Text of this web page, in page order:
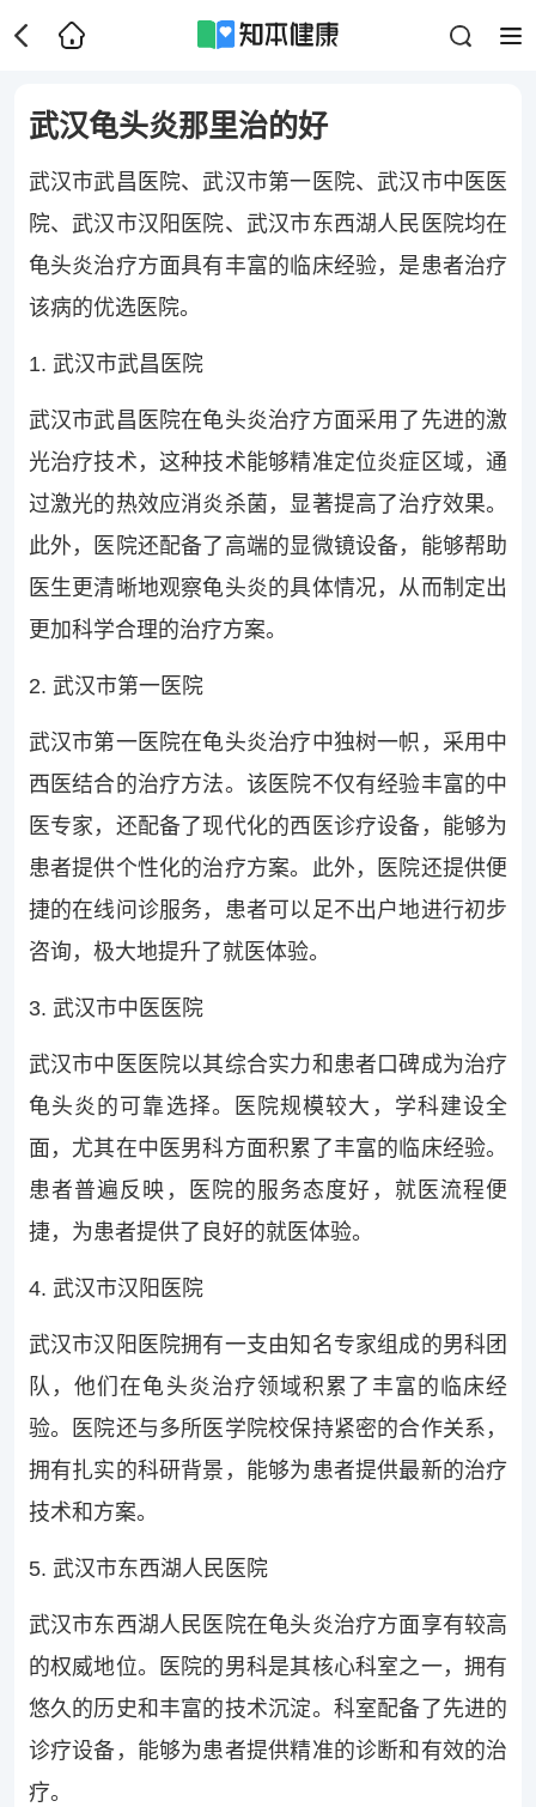
武汉龟头炎那里治的好
武汉市武昌医院、武汉市第一医院、武汉市中医医
院、武汉市汉阳医院、武汉市东西湖人民医院均在
龟头炎治疗方面具有丰富的临床经验，是患者治疗
该病的优选医院。
1. 武汉市武昌医院
武汉市武昌医院在龟头炎治疗方面采用了先进的激
光治疗技术，这种技术能够精准定位炎症区域，通
过激光的热效应消炎杀菌，显著提高了治疗效果。
此外，医院还配备了高端的显微镜设备，能够帮助
医生更清晰地观察龟头炎的具体情况，从而制定出
更加科学合理的治疗方案。
2. 武汉市第一医院
武汉市第一医院在龟头炎治疗中独树一帜，采用中
西医结合的治疗方法。该医院不仅有经验丰富的中
医专家，还配备了现代化的西医诊疗设备，能够为
患者提供个性化的治疗方案。此外，医院还提供便
捷的在线问诊服务，患者可以足不出户地进行初步
咨询，极大地提升了就医体验。
3. 武汉市中医医院
武汉市中医医院以其综合实力和患者口碑成为治疗
龟头炎的可靠选择。医院规模较大，学科建设全
面，尤其在中医男科方面积累了丰富的临床经验。
患者普遍反映，医院的服务态度好，就医流程便
捷，为患者提供了良好的就医体验。
4. 武汉市汉阳医院
武汉市汉阳医院拥有一支由知名专家组成的男科团
队，他们在龟头炎治疗领域积累了丰富的临床经
验。医院还与多所医学院校保持紧密的合作关系，
拥有扎实的科研背景，能够为患者提供最新的治疗
技术和方案。
5. 武汉市东西湖人民医院
武汉市东西湖人民医院在龟头炎治疗方面享有较高
的权威地位。医院的男科是其核心科室之一，拥有
悠久的历史和丰富的技术沉淀。科室配备了先进的
诊疗设备，能够为患者提供精准的诊断和有效的治
疗。